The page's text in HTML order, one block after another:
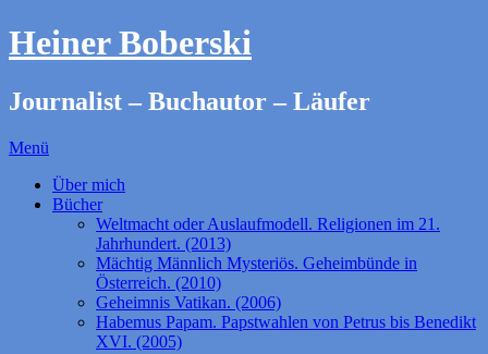
Heiner Boberski
Journalist – Buchautor – Läufer
Menü
Über mich
Bücher
Weltmacht oder Auslaufmodell. Religionen im 21.
Jahrhundert. (2013)
Mächtig Männlich Mysteriös. Geheimbünde in
Österreich. (2010)
Geheimnis Vatikan. (2006)
Habemus Papam. Papstwahlen von Petrus bis Benedikt
XVI. (2005)